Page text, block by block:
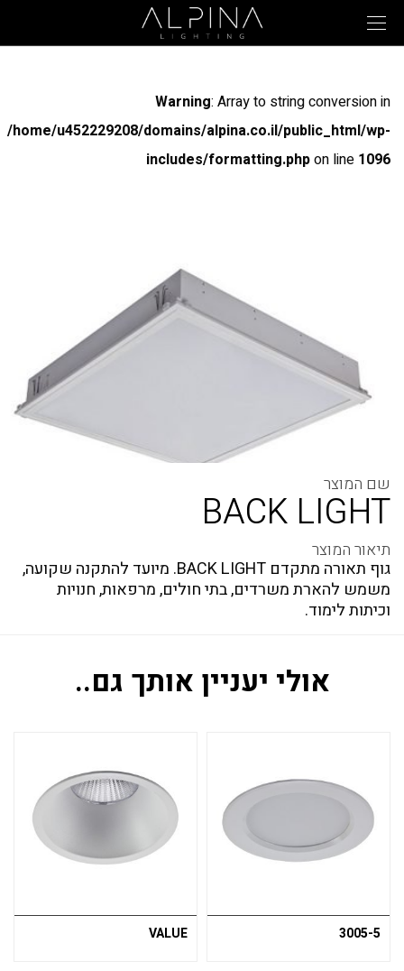
Warning: Array to string conversion in
/home/u452229208/domains/alpina.co.il/public_html/wp-
includes/formatting.phpon line 1096
includes/formatting.php
BACK LIGHT
גוף תאורה מתקדם BACK LIGHT. מיועד להתקנה שקועה,
משמש להארת משרדים, בתי חולים, מרפאות, חנויות
וכיתות לימוד.
אולי יעניין אותך גם..
3005-5
VALUE